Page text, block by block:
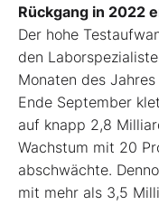
Rückgang in 2022
Der hohe
den
Monaten des
Ende September
auf knapp 2,8
Wachstum mit 20
abschwächte.
mit mehr als 3,5